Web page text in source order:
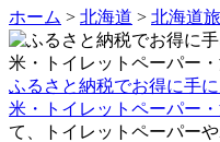
ホーム > 北海道 > 北海道
ふるさと納税でお得に手
米・トイレットペーパー
て、トイレットペーパー